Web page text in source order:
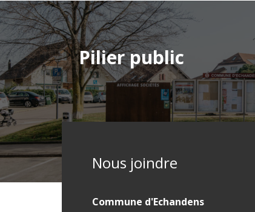
Pilier public
Nous joindre
Commune d'Echandens